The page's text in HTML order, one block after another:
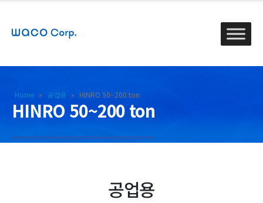
Home » 공업용 » HINRO 50~200 ton
HINRO 50~200 ton
공업용